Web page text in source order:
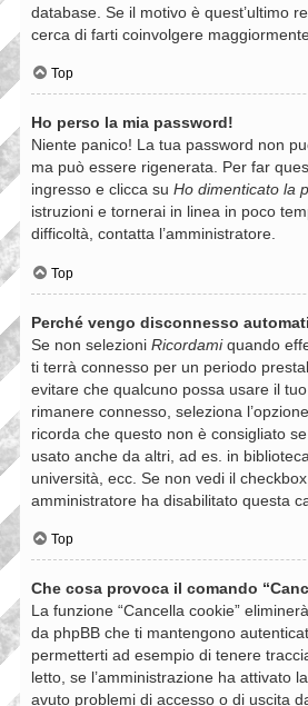
database. Se il motivo è quest’ultimo
cerca di farti coinvolgere
Top
Ho perso la mia password!
Niente panico! La tua password non
ma può essere rigenerata. Per far
ingresso e clicca su Ho dimenticato la
istruzioni e tornerai in linea in poco
difficoltà, contatta l’amministratore.
Top
Perché vengo disconnesso
Se non selezioni Ricordamiquando
ti terrà connesso per un periodo
evitare che qualcuno possa usare il
rimanere connesso, seleziona
ricorda che questo non è consigliato
usato anche da altri, ad es. in
università, ecc. Se non vedi il
amministratore ha disabilitato questa
Top
Che cosa provoca il comando
La funzione “Cancella cookie”
da phpBB che ti mantengono
permetterti ad esempio di tenere
letto, se l’amministrazione ha attivato
avuto problemi di accesso o di uscita